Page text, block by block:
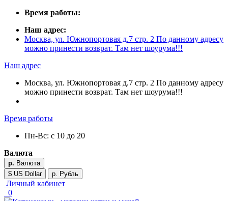
Время работы:
Наш адрес:
Москва, ул. Южнопортовая д.7 стр. 2 По данному адресу
можно принести возврат. Там нет шоурума!!!
Наш адрес
Москва, ул. Южнопортовая д.7 стр. 2 По данному адресу
можно принести возврат. Там нет шоурума!!!
Время работы
Пн-Вс: с 10 до 20
Валюта
р. Валюта
$ US Dollar
р. Рубль
Личный кабинет
0